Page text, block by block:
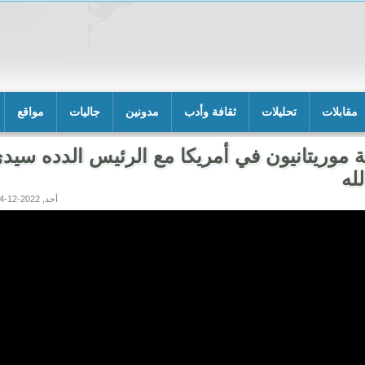
مقابلات تحليلات ثقافة وأدب مدونين جاليات مواقع
موريتانيون في أمريكا مع الرئيس الدده
أحد, 2022-12-04 05:41